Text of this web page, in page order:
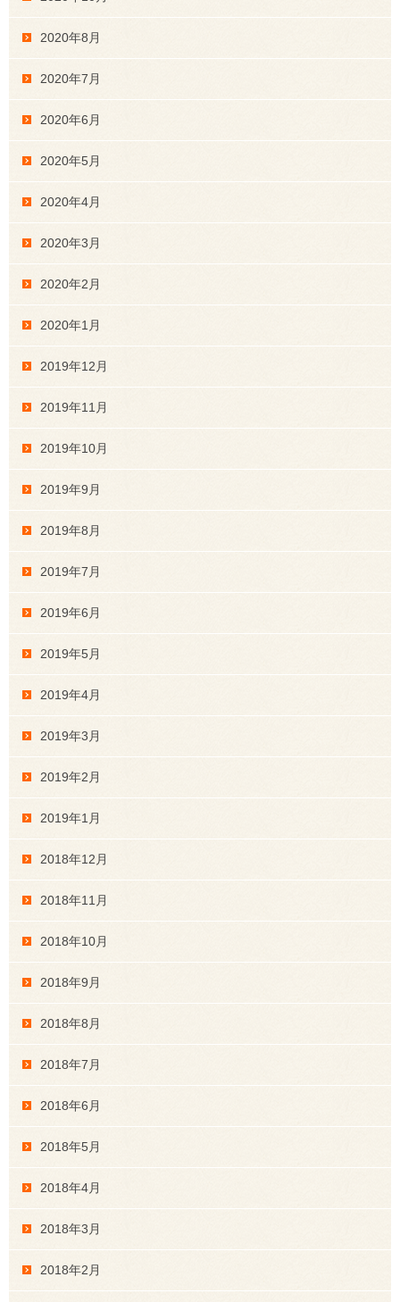
2020年8月
2020年7月
2020年6月
2020年5月
2020年4月
2020年3月
2020年2月
2020年1月
2019年12月
2019年11月
2019年10月
2019年9月
2019年8月
2019年7月
2019年6月
2019年5月
2019年4月
2019年3月
2019年2月
2019年1月
2018年12月
2018年11月
2018年10月
2018年9月
2018年8月
2018年7月
2018年6月
2018年5月
2018年4月
2018年3月
2018年2月